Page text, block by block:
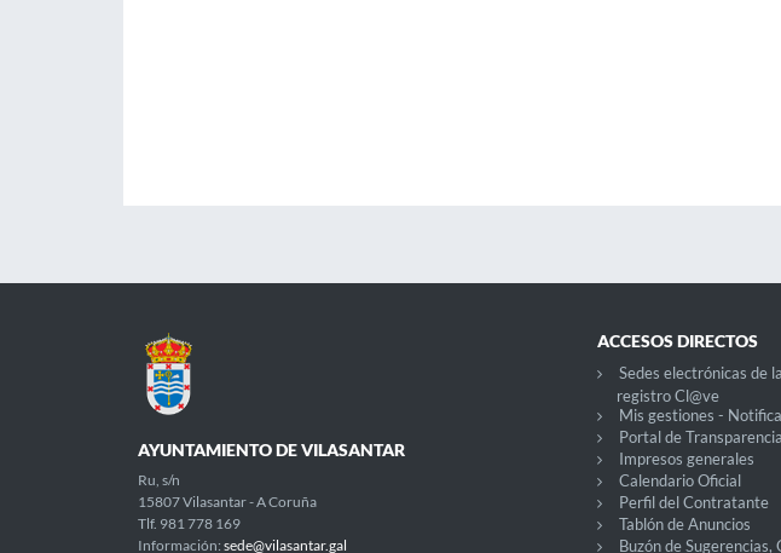
AYUNTAMIENTO DE VILASANTAR
Ru, s/n
15807 Vilasantar - A Coruña
Tlf. 981 778 169
Información: sede@vilasantar.gal
ACCESOS DIRECTOS
Sedes electrónicas de
registro Cl@ve
Mis gestiones -
Portal de Transparencia
Impresos generales
Calendario Oficial
Perfil del Contratante
Tablón de Anuncios
Buzón de Sugerencias,